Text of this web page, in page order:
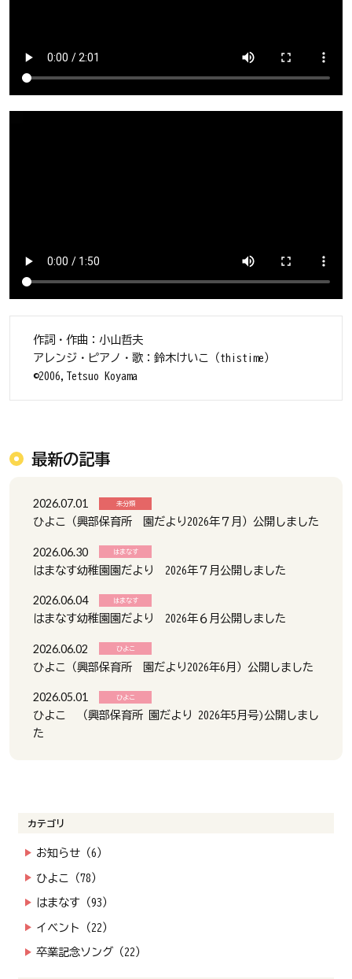
作詞・作曲：小山哲夫
アレンジ・ピアノ・歌：鈴木けいこ（thistime）
©2006,Tetsuo Koyama
最新の記事
2026.07.01 未分類
ひよこ（興部保育所 園だより2026年７月）公開しました
2026.06.30 はまなす
はまなす幼稚園園だより 2026年７月公開しました
2026.06.04 はまなす
はまなす幼稚園園だより 2026年６月公開しました
2026.06.02 ひよこ
ひよこ（興部保育所 園だより2026年6月）公開しました
2026.05.01 ひよこ
ひよこ （興部保育所 園だより 2026年5月号)公開しまし
た
カテゴリ
お知らせ（6）
ひよこ（78）
はまなす（93）
イベント（22）
卒業記念ソング（22）